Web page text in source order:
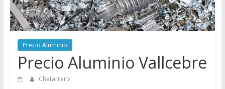
de
Chatarreros
para
vender
Chatarra
Precio Aluminio
Precio Aluminio Vallcebre
Chatarrero